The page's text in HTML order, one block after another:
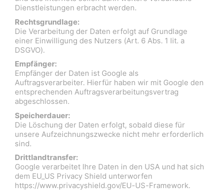
Dienstleistungen erbracht werden.
Rechtsgrundlage:
Die Verarbeitung der Daten erfolgt auf Grundlage
einer Einwilligung des Nutzers (Art. 6 Abs. 1 lit. a
DSGVO).
Empfänger:
Empfänger der Daten ist Google als
Auftragsverarbeiter. Hierfür haben wir mit Google den
entsprechenden Auftragsverarbeitungsvertrag
abgeschlossen.
Speicherdauer:
Die Löschung der Daten erfolgt, sobald diese für
unsere Aufzeichnungszwecke nicht mehr erforderlich
sind.
Drittlandtransfer:
Google verarbeitet Ihre Daten in den USA und hat sich
dem EU_US Privacy Shield unterworfen
https://www.privacyshield.gov/EU-US-Framework.